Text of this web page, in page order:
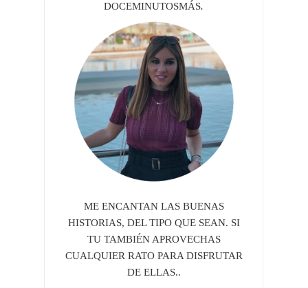
DOCEMINUTOSMÁS.
ME ENCANTAN LAS BUENAS
HISTORIAS, DEL TIPO QUE SEAN. SI
TU TAMBIÉN APROVECHAS
CUALQUIER RATO PARA DISFRUTAR
DE ELLAS..